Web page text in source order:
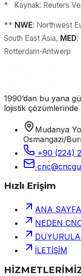
* Kaynak: Reuters
** NWE: Northwest
South East Asia, MED:
Rotterdam-Antwerp
1990’dan bu yana
lojistik çözümlerinde
Mudanya
Osmangazi/
+90 (224)
Hızlı Erişim
ANA SAYFA
NEDEN
İLETİŞİM